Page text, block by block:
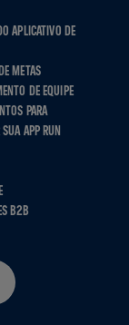
APLICATIVO DE
METAS
DE EQUIPE
PARA
APP RUN
B2B